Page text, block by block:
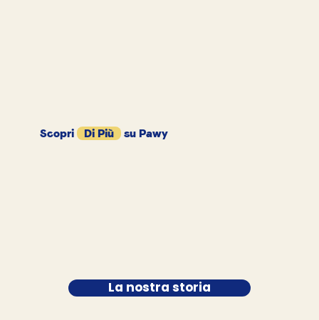
Scopri Di Più su Pawy
La nostra storia